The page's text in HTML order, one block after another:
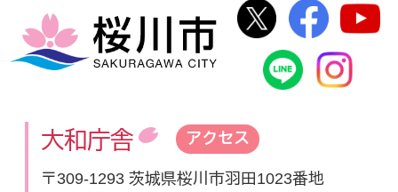
桜川市
桜川市公式
桜川
桜川市公
大和庁舎 アクセス
〒309-1293 茨城県桜川市羽田1023番地